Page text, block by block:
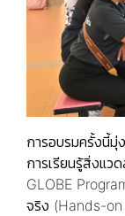
การอบรมครั้งนี้มุ่
การเรียนรู้สิ่งแว
GLOBE
จริง (Hands-on